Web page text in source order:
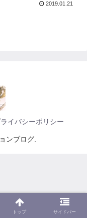
2019.01.21
イバシーポリシー
ンブログ.
トップ サイドバー